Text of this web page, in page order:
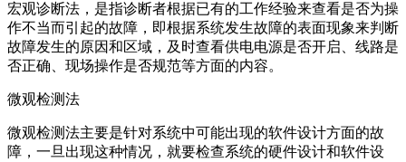
宏观诊断法，是指诊断者根据已有的工作经验来查看是否为操
作不当而引起的故障，即根据系统发生故障的表面现象来判断
故障发生的原因和区域，及时查看供电电源是否开启、线路是
否正确、现场操作是否规范等方面的内容。
微观检测法
微观检测法主要是针对系统中可能出现的软件设计方面的故
障，一旦出现这种情况，就要检查系统的硬件设计和软件设